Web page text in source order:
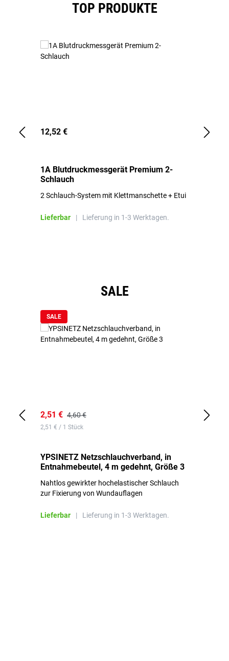
TOP PRODUKTE
12,52 €
1A Blutdruckmessgerät Premium 2-
Schlauch
2 Schlauch-System mit Klettmanschette + Etui
Lieferbar | Lieferung in 1-3 Werktagen.
SALE
SALE
2,51 € 4,60 €
2,51 € / 1 Stück
YPSINETZ Netzschlauchverband, in
Entnahmebeutel, 4 m gedehnt, Größe 3
Nahtlos gewirkter hochelastischer Schlauch
zur Fixierung von Wundauflagen
Lieferbar | Lieferung in 1-3 Werktagen.